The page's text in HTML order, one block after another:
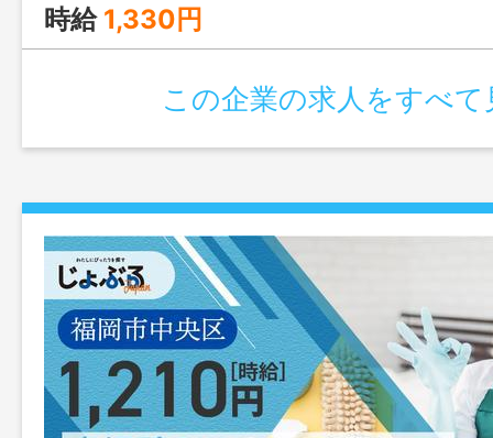
時給 1,330円
この企業の求人をすべて